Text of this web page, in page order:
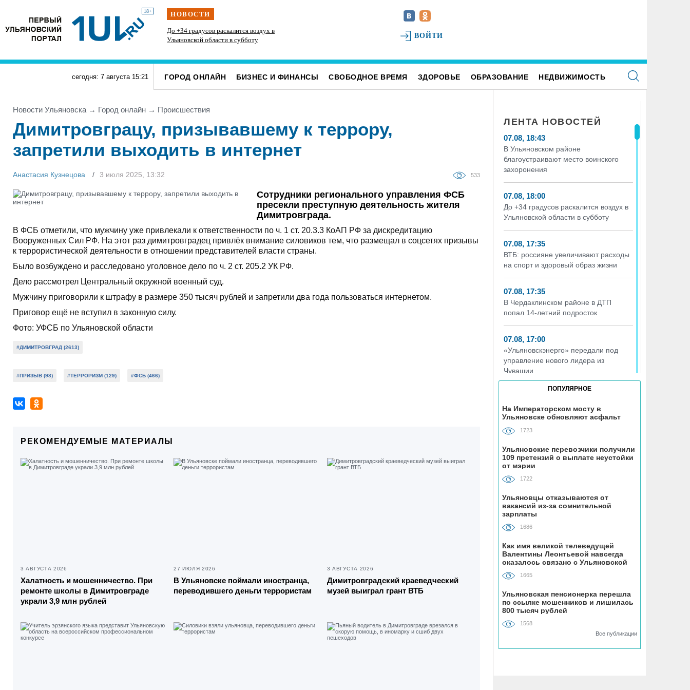
18+ НОВОСТИ
В Ульяновском районе благоустраивают место
воинского захоронения
До +34 градусов раскалится воздух в
Ульяновской области в субботу
В Чердаклинском районе в ДТП попал 14-летний
ВОЙТИ
сегодня: 7 августа 15:21 ГОРОД ОНЛАЙН БИЗНЕС И ФИНАНСЫ СВОБОДНОЕ ВРЕМЯ ЗДОРОВЬЕ ОБРАЗОВАНИЕ НЕДВИЖИМОСТЬ
Новости Ульяновска → Город онлайн → Проиcшествия
Димитровграцу, призывавшему к террору,
запретили выходить в интернет
Анастасия Кузнецова 3 июля 2025, 13:32 533
Сотрудники регионального управления ФСБ
пресекли преступную деятельность жителя
Димитровграда.
В ФСБ отметили, что мужчину уже привлекали к ответственности по ч. 1 ст. 20.3.3 КоАП РФ за дискредитацию
Вооруженных Сил РФ. На этот раз димитровградец привлёк внимание силовиков тем, что размещал в соцсетях призывы
к террористической деятельности в отношении представителей власти страны.
Было возбуждено и расследовано уголовное дело по ч. 2 ст. 205.2 УК РФ.
Дело рассмотрел Центральный окружной военный суд.
Мужчину приговорили к штрафу в размере 350 тысяч рублей и запретили два года пользоваться интернетом.
Приговор ещё не вступил в законную силу.
Фото: УФСБ по Ульяновской области
#ДИМИТРОВГРАД (2613)
#ПРИЗЫВ (98) #ТЕРРОРИЗМ (129) #ФСБ (466)
РЕКОМЕНДУЕМЫЕ МАТЕРИАЛЫ
3 АВГУСТА 2026
Халатность и мошенничество. При
ремонте школы в Димитровграде
украли 3,9 млн рублей
27 ИЮЛЯ 2026
В Ульяновске поймали иностранца,
переводившего деньги террористам
3 АВГУСТА 2026
Димитровградский краеведческий
музей выиграл грант ВТБ
ЛЕНТА НОВОСТЕЙ
07.08, 18:43
В Ульяновском районе
благоустраивают место воинского
захоронения
07.08, 18:00
До +34 градусов раскалится воздух в
Ульяновской области в субботу
07.08, 17:35
ВТБ: россияне увеличивают расходы
на спорт и здоровый образ жизни
07.08, 17:35
В Чердаклинском районе в ДТП
попал 14-летний подросток
07.08, 17:00
«Ульяновскэнерго» передали под
управление нового лидера из
Чувашии
Ульяновец отдал мошенникам почти
миллион рублей, думая, что покупает
машину из Европы
07.08, 16:00
УАЗ сделает гламурный внедорожник
для ведущей Первого канала
07.08, 15:25
На Центральном пляже Ульяновска
асфальтируют дорожку к большому
07.08, 15:00
Техникумы и колледжи Ульяновской
области готовят к новому учебному
году
07.08, 14:49
В Ульяновске запустят мобильный
животных от бешенства
ПОПУЛЯРНОЕ
На Императорском мосту в
Ульяновске обновляют асфальт
1723
Ульяновские перевозчики получили
109 претензий о выплате неустойки
от мэрии
1722
Ульяновцы отказываются от
вакансий из-за сомнительной
зарплаты
1686
Как имя великой телеведущей
Валентины Леонтьевой навсегда
оказалось связано с Ульяновской
областью
1665
Ульяновская пенсионерка перешла
по ссылке мошенников и лишилась
800 тысяч рублей
1568
Все публикации